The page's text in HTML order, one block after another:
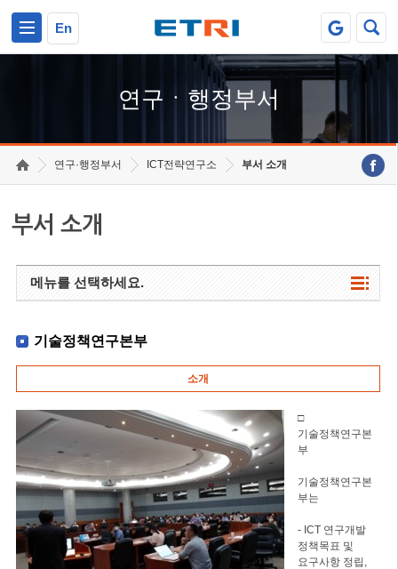
En
연구ㆍ행정부서
연구·행정부서 ICT전략연구소 부서 소개
부서 소개
메뉴를 선택하세요.
기술정책연구본부
소개
□
기술정책연구본
부
기술정책연구본
부는
- ICT 연구개발
정책목표 및
요구사항 정립,